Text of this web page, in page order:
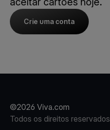
Crie uma conta
©2026 Viva.com
Todos os direitos reservados